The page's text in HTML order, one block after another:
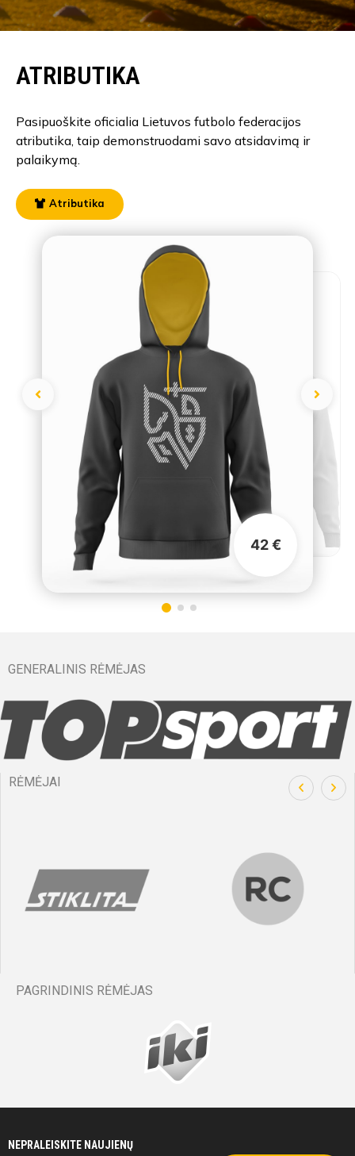
42 €
ATRIBUTIKA
Pasipuoškite oficialia Lietuvos futbolo federacijos
atributika, taip demonstruodami savo atsidavimą ir
palaikymą.
Atributika
GENERALINIS RĖMĖJAS
RĖMĖJAI
PAGRINDINIS RĖMĖJAS
NEPRALEISKITE NAUJIENŲ